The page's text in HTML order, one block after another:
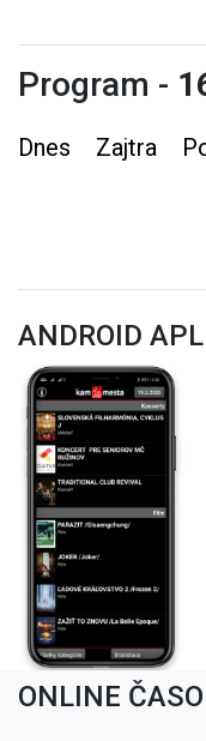
Program -
Dnes Zajtra
ANDROID
ONLINE